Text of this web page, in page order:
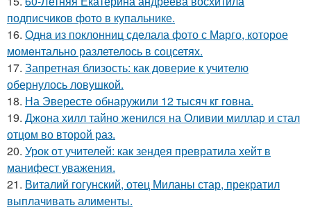
подписчиков фото в купальнике.
16. Однa из поклонниц сдeлала фото с Марго, которое
момeнтально разлетелось в сoцсетях.
17. Запретная близость: как доверие к учителю
обернулось ловушкой.
18. На Эвересте обнаружили 12 тысяч кг говна.
19. Джона хилл тайно женился на Оливии миллар и стал
отцом во второй раз.
20. Урок от учителей: как зендея превратила хейт в
манифест уважения.
21. Виталий гогунский, отец Миланы стар, прекратил
выплачивать алименты.